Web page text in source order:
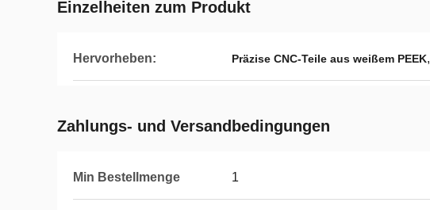
Einzelheiten zum Produkt
Hervorheben: Präzise CNC-Teile aus weißem PEEK,
Zahlungs- und Versandbedingungen
Min Bestellmenge 1